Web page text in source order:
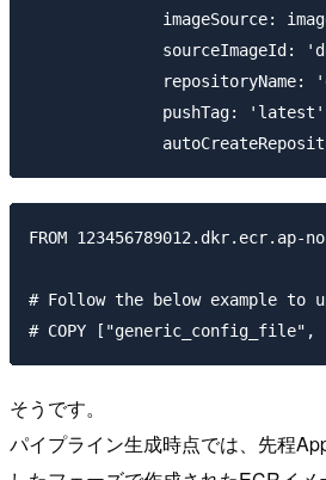
imageSource:
sourceImageId:
repositoryName:
              pushTag: 'latest'
FROM
# Follow the below example to
そうです。
パイプライン生成時点では、先程